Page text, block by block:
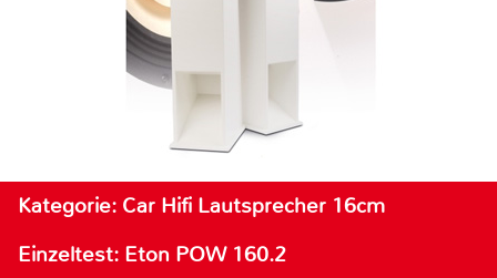
Kategorie: Car Hifi Lautsprecher 16cm
Einzeltest: Eton POW 160.2